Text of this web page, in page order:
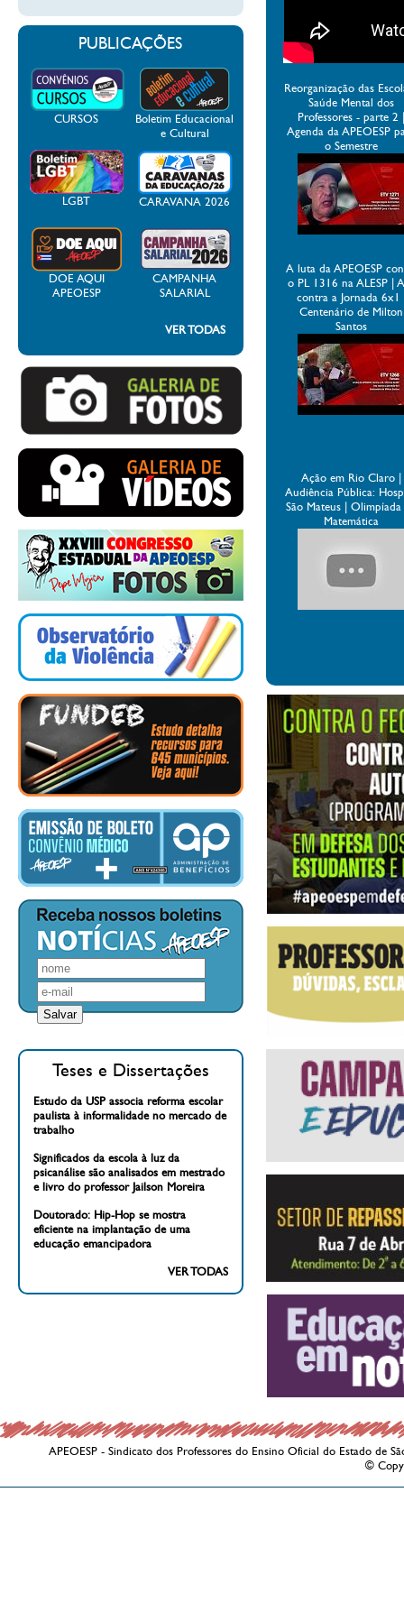
PUBLICAÇÕES
CURSOS
Boletim Educacional
e Cultural
LGBT CARAVANA 2026
DOE AQUI
APEOESP
CAMPANHA
SALARIAL
VER TODAS
Teses e Dissertações
Estudo da USP associa reforma escolar
paulista à informalidade no mercado de
trabalho
Significados da escola à luz da
psicanálise são analisados em mestrado
e livro do professor Jailson Moreira
Doutorado: Hip-Hop se mostra
eficiente na implantação de uma
educação emancipadora
VER TODAS
Reorganização das
Saúde Mental dos
Professores - parte 2
Agenda da APEOESP
o Semestre
A luta da APEOESP
o PL 1316 na ALESP |
contra a Jornada 6x1
Centenário de Milton
Santos
Ação em Rio Claro |
Audiência Pública:
São Mateus |
Matemática
APEOESP - Sindicato dos Professores do Ensino Oficial do Estado de
©